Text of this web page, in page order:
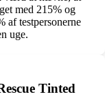
med 215% og
af testpersonerne
uge.
Tinted